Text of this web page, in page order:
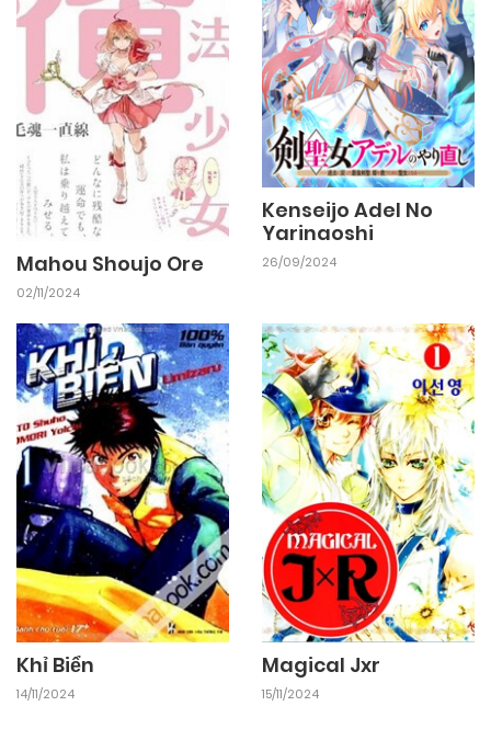
Mahou Shoujo Ore
02/11/2024
Kenseijo Adel No
Yarinaoshi
26/09/2024
Khỉ Biển
14/11/2024
Magical Jxr
15/11/2024